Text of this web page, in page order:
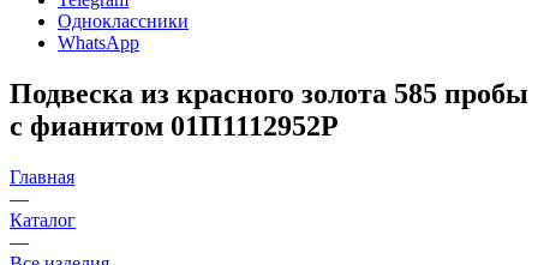
Одноклассники
WhatsApp
Подвеска из красного золота 585 пробы
с фианитом 01П1112952Р
Главная
—
Каталог
—